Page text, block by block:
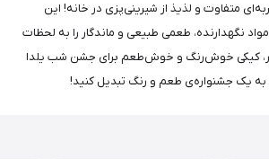
متفاوت و لذیذ از شیرینی‌پزی در خانه! این
نگهدارنده، طعمی طبیعی و ماندگار را به لحظات
کیکی خوش‌رنگ و خوش‌طعم برای جشن شب یلدا
به یک جشنواره‌ی طعم و رنگ تبدیل کنید!